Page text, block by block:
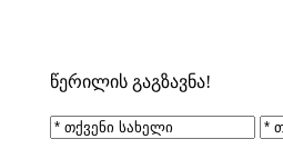
წერილის გაგზავნა!